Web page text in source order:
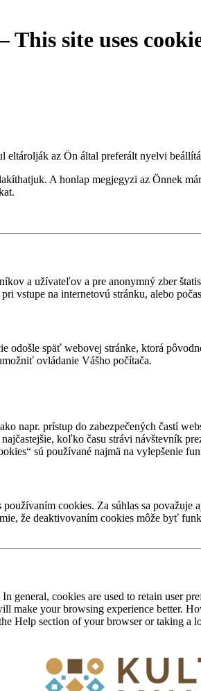
This site uses
az Ön által preferált nyelvi
A honlap megjegyzi az Önnek
a užívateľov a pre anonymný zber
vstupe na internetovú stránku, alebo
späť webovej stránke, ktorá
ovládanie Vášho počítača.
napr. prístup do zabezpečených častí
koľko času strávi návštevník
sú používané najmä na vylepšenie
cookies. Za súhlas sa považuje
že deaktivovaním cookies môže byť
general, cookies are used to retain user
your browsing experience better.
Help section of your browser or taking a